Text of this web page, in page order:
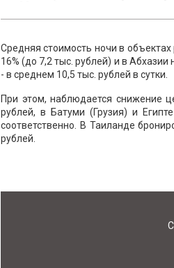
Средняя стоимость ночи в
16% (до 7,2 тыс. рублей) и в
- в среднем 10,5 тыс. рублей в сутки.
При этом, наблюдается снижение
рублей, в Батуми (Грузия) и
соответственно. В Таиланде
рублей.